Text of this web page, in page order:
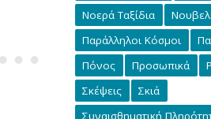
Νοερά Ταξίδια
Παράλληλοι Κόσμοι
Πόνος
Προσωπικά
Σκέψεις
Σκιά
Συναισθηματική